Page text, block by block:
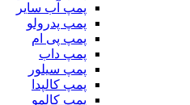
پمپ آب سایر
پمپ پدرولو
پمپ پی ام
پمپ داب
پمپ سیلور
پمپ کالپدا
پمپ کالمو